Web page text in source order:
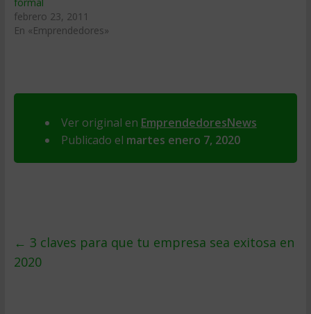
febrero 23, 2011
En «Emprendedores»
Ver original en EmprendedoresNews
Publicado el martes enero 7, 2020
← 3 claves para que tu empresa sea exitosa en
2020